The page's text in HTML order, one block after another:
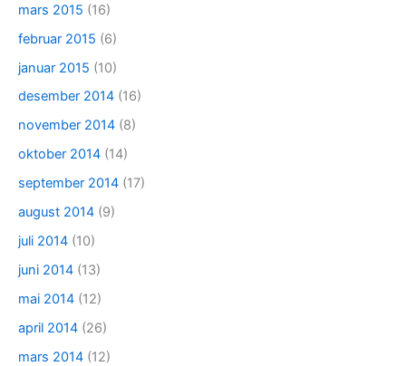
mars 2015 (16)
februar 2015 (6)
januar 2015 (10)
desember 2014 (16)
november 2014 (8)
oktober 2014 (14)
september 2014 (17)
august 2014 (9)
juli 2014 (10)
juni 2014 (13)
mai 2014 (12)
april 2014 (26)
mars 2014 (12)